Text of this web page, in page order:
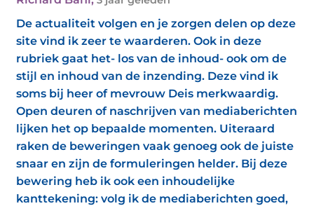
De actualiteit volgen en je zorgen delen op deze
site vind ik zeer te waarderen. Ook in deze
rubriek gaat het- los van de inhoud- ook om de
stijl en inhoud van de inzending. Deze vind ik
soms bij heer of mevrouw Deis merkwaardig.
Open deuren of naschrijven van mediaberichten
lijken het op bepaalde momenten. Uiteraard
raken de beweringen vaak genoeg ook de juiste
snaar en zijn de formuleringen helder. Bij deze
bewering heb ik ook een inhoudelijke
kanttekening: volg ik de mediaberichten goed,